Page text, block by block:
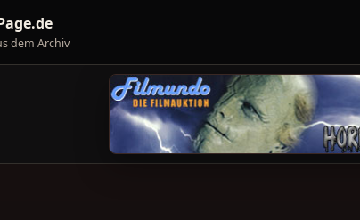
dem Archiv